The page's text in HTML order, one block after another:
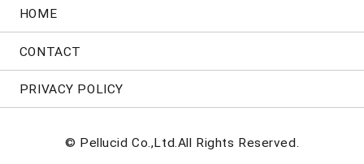
HOME
CONTACT
PRIVACY POLICY
© Pellucid Co.,Ltd.All Rights Reserved.